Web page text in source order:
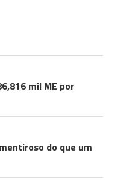
mil ME por
do que um